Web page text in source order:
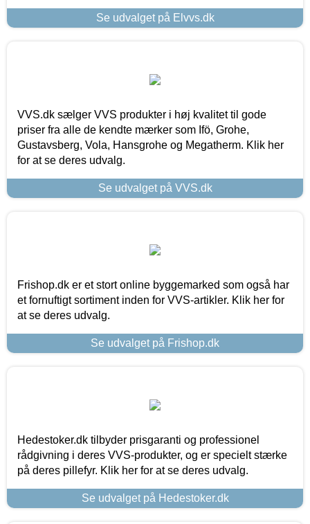
Se udvalget på Elvvs.dk
VVS.dk sælger VVS produkter i høj kvalitet til gode
priser fra alle de kendte mærker som Ifö, Grohe,
Gustavsberg, Vola, Hansgrohe og Megatherm. Klik her
for at se deres udvalg.
Se udvalget på VVS.dk
Frishop.dk er et stort online byggemarked som også har
et fornuftigt sortiment inden for VVS-artikler. Klik her for
at se deres udvalg.
Se udvalget på Frishop.dk
Hedestoker.dk tilbyder prisgaranti og professionel
rådgivning i deres VVS-produkter, og er specielt stærke
på deres pillefyr. Klik her for at se deres udvalg.
Se udvalget på Hedestoker.dk